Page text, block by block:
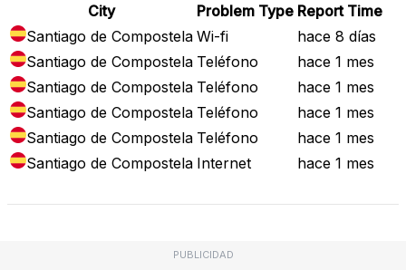
City Problem Type Report Time
Santiago de Compostela Wi-fi
hace 8 días
Santiago de Compostela Teléfono
hace 1 mes
Santiago de Compostela Teléfono
hace 1 mes
Santiago de Compostela Teléfono
hace 1 mes
Santiago de Compostela Teléfono
hace 1 mes
Santiago de Compostela Internet hace 1 mes
PUBLICIDAD